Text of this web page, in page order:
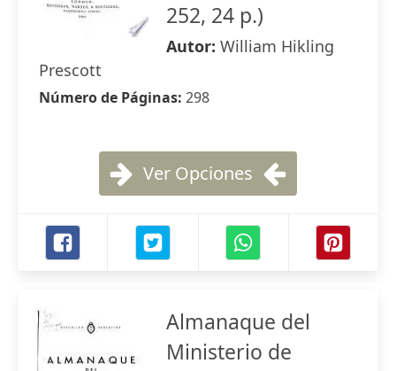
252, 24 p.)
Autor: William Hikling
Prescott
Número de Páginas: 298
Ver Opciones
Almanaque del
Ministerio de